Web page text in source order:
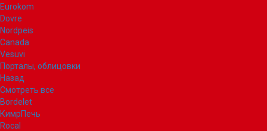
Eurokom
Dovre
Nordpeis
Canada
Vesuvi
Порталы, облицовки
Назад
Смотреть все
Bordelet
КимрПечь
Rocal